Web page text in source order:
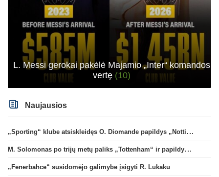
L. Messi gerokai pakėlė Majamio „Inter“ komandos
vertę (10)
Naujausios
„Sporting“ klube atsiskleidęs O. Diomande papildys „Nottingham“ gretas
M. Solomonas po trijų metų paliks „Tottenham“ ir papildys „West Ham“ klubą
„Fenerbahce“ susidomėjo galimybe įsigyti R. Lukaku